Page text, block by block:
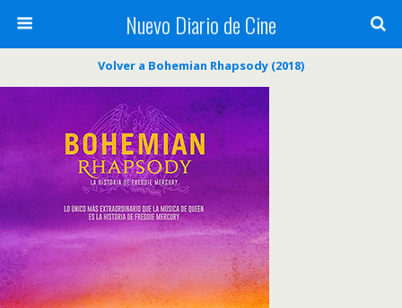
Nuevo Diario de Cine
Volver a Bohemian Rhapsody (2018)